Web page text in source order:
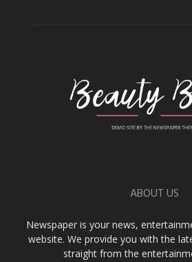
ABOUT US
Newspaper is your news,
website. We provide you with the
straight from the